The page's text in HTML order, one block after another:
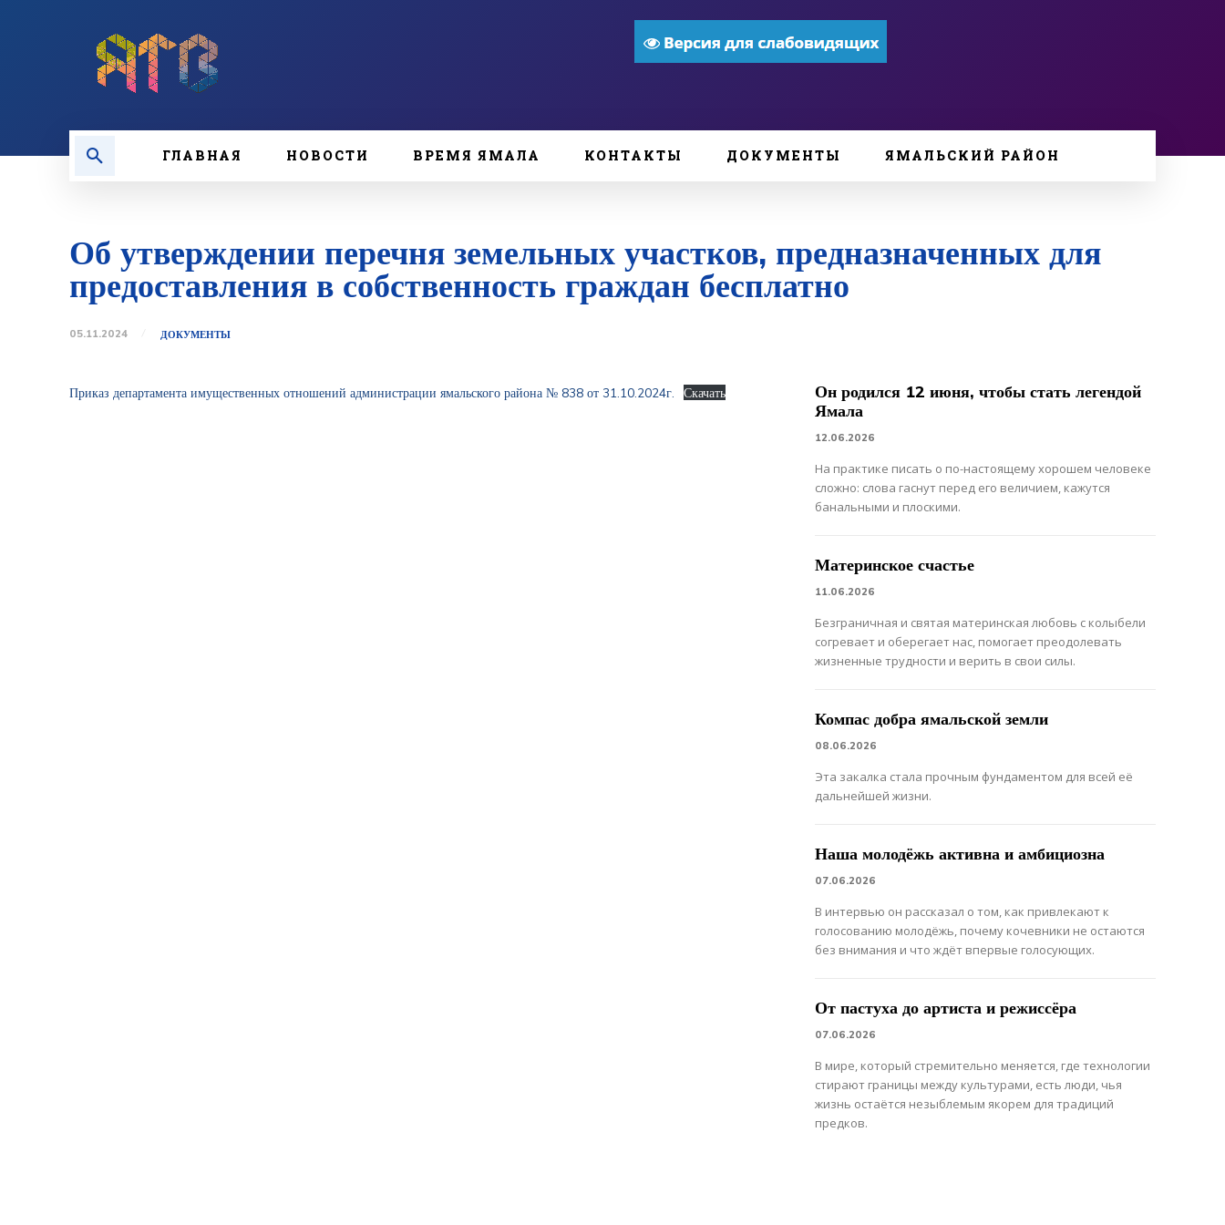
ГЛАВНАЯ НОВОСТИ ВРЕМЯ ЯМАЛА КОНТАКТЫ ДОКУМЕНТЫ ЯМАЛЬСКИЙ РАЙОН
Об утверждении перечня земельных участков, предназначенных для
предоставления в собственность граждан бесплатно
05.11.2024 ДОКУМЕНТЫ
Приказ департамента имущественных отношений администрации ямальского района № 838 от 31.10.2024г. Скачать
Он родился 12 июня, чтобы стать легендой
Ямала
12.06.2026
На практике писать о по-настоящему хорошем человеке
сложно: слова гаснут перед его величием, кажутся
банальными и плоскими.
Материнское счастье
11.06.2026
Безграничная и святая материнская любовь с колыбели
согревает и оберегает нас, помогает преодолевать
жизненные трудности и верить в свои силы.
Компас добра ямальской земли
08.06.2026
Эта закалка стала прочным фундаментом для всей её
дальнейшей жизни.
Наша молодёжь активна и амбициозна
07.06.2026
В интервью он рассказал о том, как привлекают к
голосованию молодёжь, почему кочевники не остаются
без внимания и что ждёт впервые голосующих.
От пастуха до артиста и режиссёра
07.06.2026
В мире, который стремительно меняется, где технологии
стирают границы между культурами, есть люди, чья
жизнь остаётся незыблемым якорем для традиций
предков.